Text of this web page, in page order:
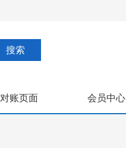
搜索
对账页面 会员中心